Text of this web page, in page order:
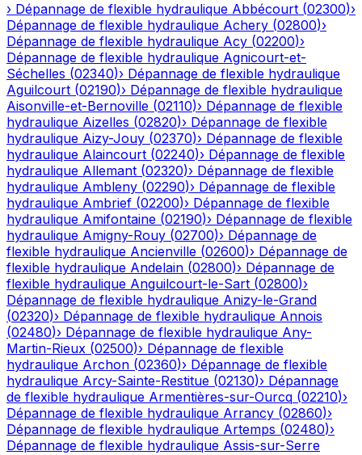
› Dépannage de flexible hydraulique Abbécourt (02300)›
Dépannage de flexible hydraulique Achery (02800)›
Dépannage de flexible hydraulique Acy (02200)›
Dépannage de flexible hydraulique Agnicourt-et-
Séchelles (02340)› Dépannage de flexible hydraulique
Aguilcourt (02190)› Dépannage de flexible hydraulique
Aisonville-et-Bernoville (02110)› Dépannage de flexible
hydraulique Aizelles (02820)› Dépannage de flexible
hydraulique Aizy-Jouy (02370)› Dépannage de flexible
hydraulique Alaincourt (02240)› Dépannage de flexible
hydraulique Allemant (02320)› Dépannage de flexible
hydraulique Ambleny (02290)› Dépannage de flexible
hydraulique Ambrief (02200)› Dépannage de flexible
hydraulique Amifontaine (02190)› Dépannage de flexible
hydraulique Amigny-Rouy (02700)› Dépannage de
flexible hydraulique Ancienville (02600)› Dépannage de
flexible hydraulique Andelain (02800)› Dépannage de
flexible hydraulique Anguilcourt-le-Sart (02800)›
Dépannage de flexible hydraulique Anizy-le-Grand
(02320)› Dépannage de flexible hydraulique Annois
(02480)› Dépannage de flexible hydraulique Any-
Martin-Rieux (02500)› Dépannage de flexible
hydraulique Archon (02360)› Dépannage de flexible
hydraulique Arcy-Sainte-Restitue (02130)› Dépannage
de flexible hydraulique Armentières-sur-Ourcq (02210)›
Dépannage de flexible hydraulique Arrancy (02860)›
Dépannage de flexible hydraulique Artemps (02480)›
Dépannage de flexible hydraulique Assis-sur-Serre